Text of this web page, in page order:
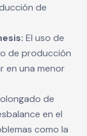
de
El uso de
de producción
en una menor
de
en el
como la